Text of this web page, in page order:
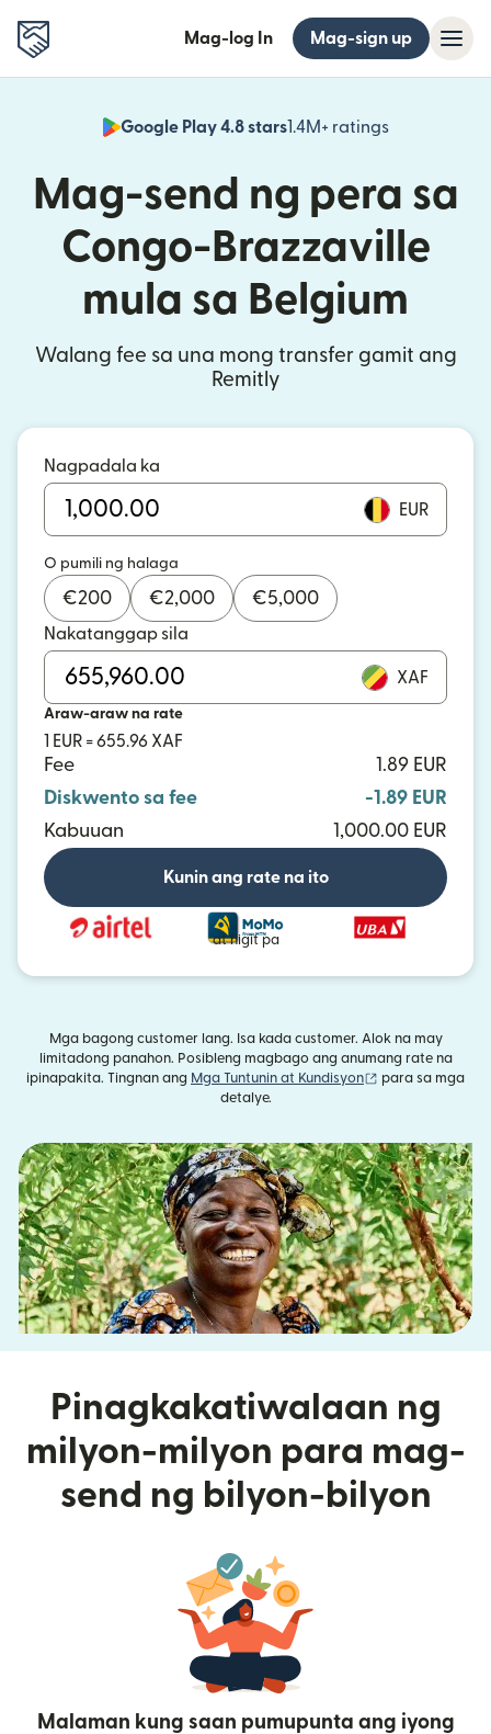
Mag-log In Mag-sign up
Google Play 4.8 stars1.4M+ ratings
(bubukas
Mag-send ng pera sa
Congo-Brazzaville
mula sa Belgium
Walang fee sa una mong transfer gamit ang
Remitly
Nagpadala ka
EUR
O pumili ng halaga
€200 €2,000 €5,000
Nakatanggap sila
XAF
Araw-araw na rate
1 EUR = 655.96 XAF
Fee
1.89 EUR
Diskwento sa fee
-1.89 EUR
Kabuuan
1,000.00 EUR
Kunin ang rate na ito
at higit pa
Mga bagong customer lang. Isa kada customer. Alok na may
limitadong panahon. Posibleng magbago ang anumang rate na
ipinapakita. Tingnan ang Mga Tuntunin at Kundisyon (bubukas sa
para sa mga
detalye.
Pinagkakatiwalaan ng
milyon-milyon para mag-
send ng bilyon-bilyon
Malaman kung saan pumupunta ang iyong